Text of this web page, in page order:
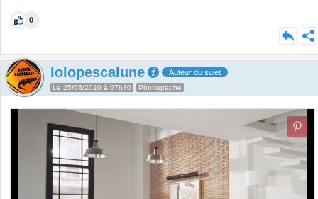
0
lolopescalune Auteur du sujet
Le 25/06/2010 à 07h30 Photographe